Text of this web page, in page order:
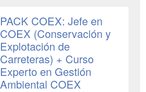
PACK COEX: Jefe en
COEX (Conservación y
Explotación de
Carreteras) + Curso
Experto en Gestión
Ambiental COEX